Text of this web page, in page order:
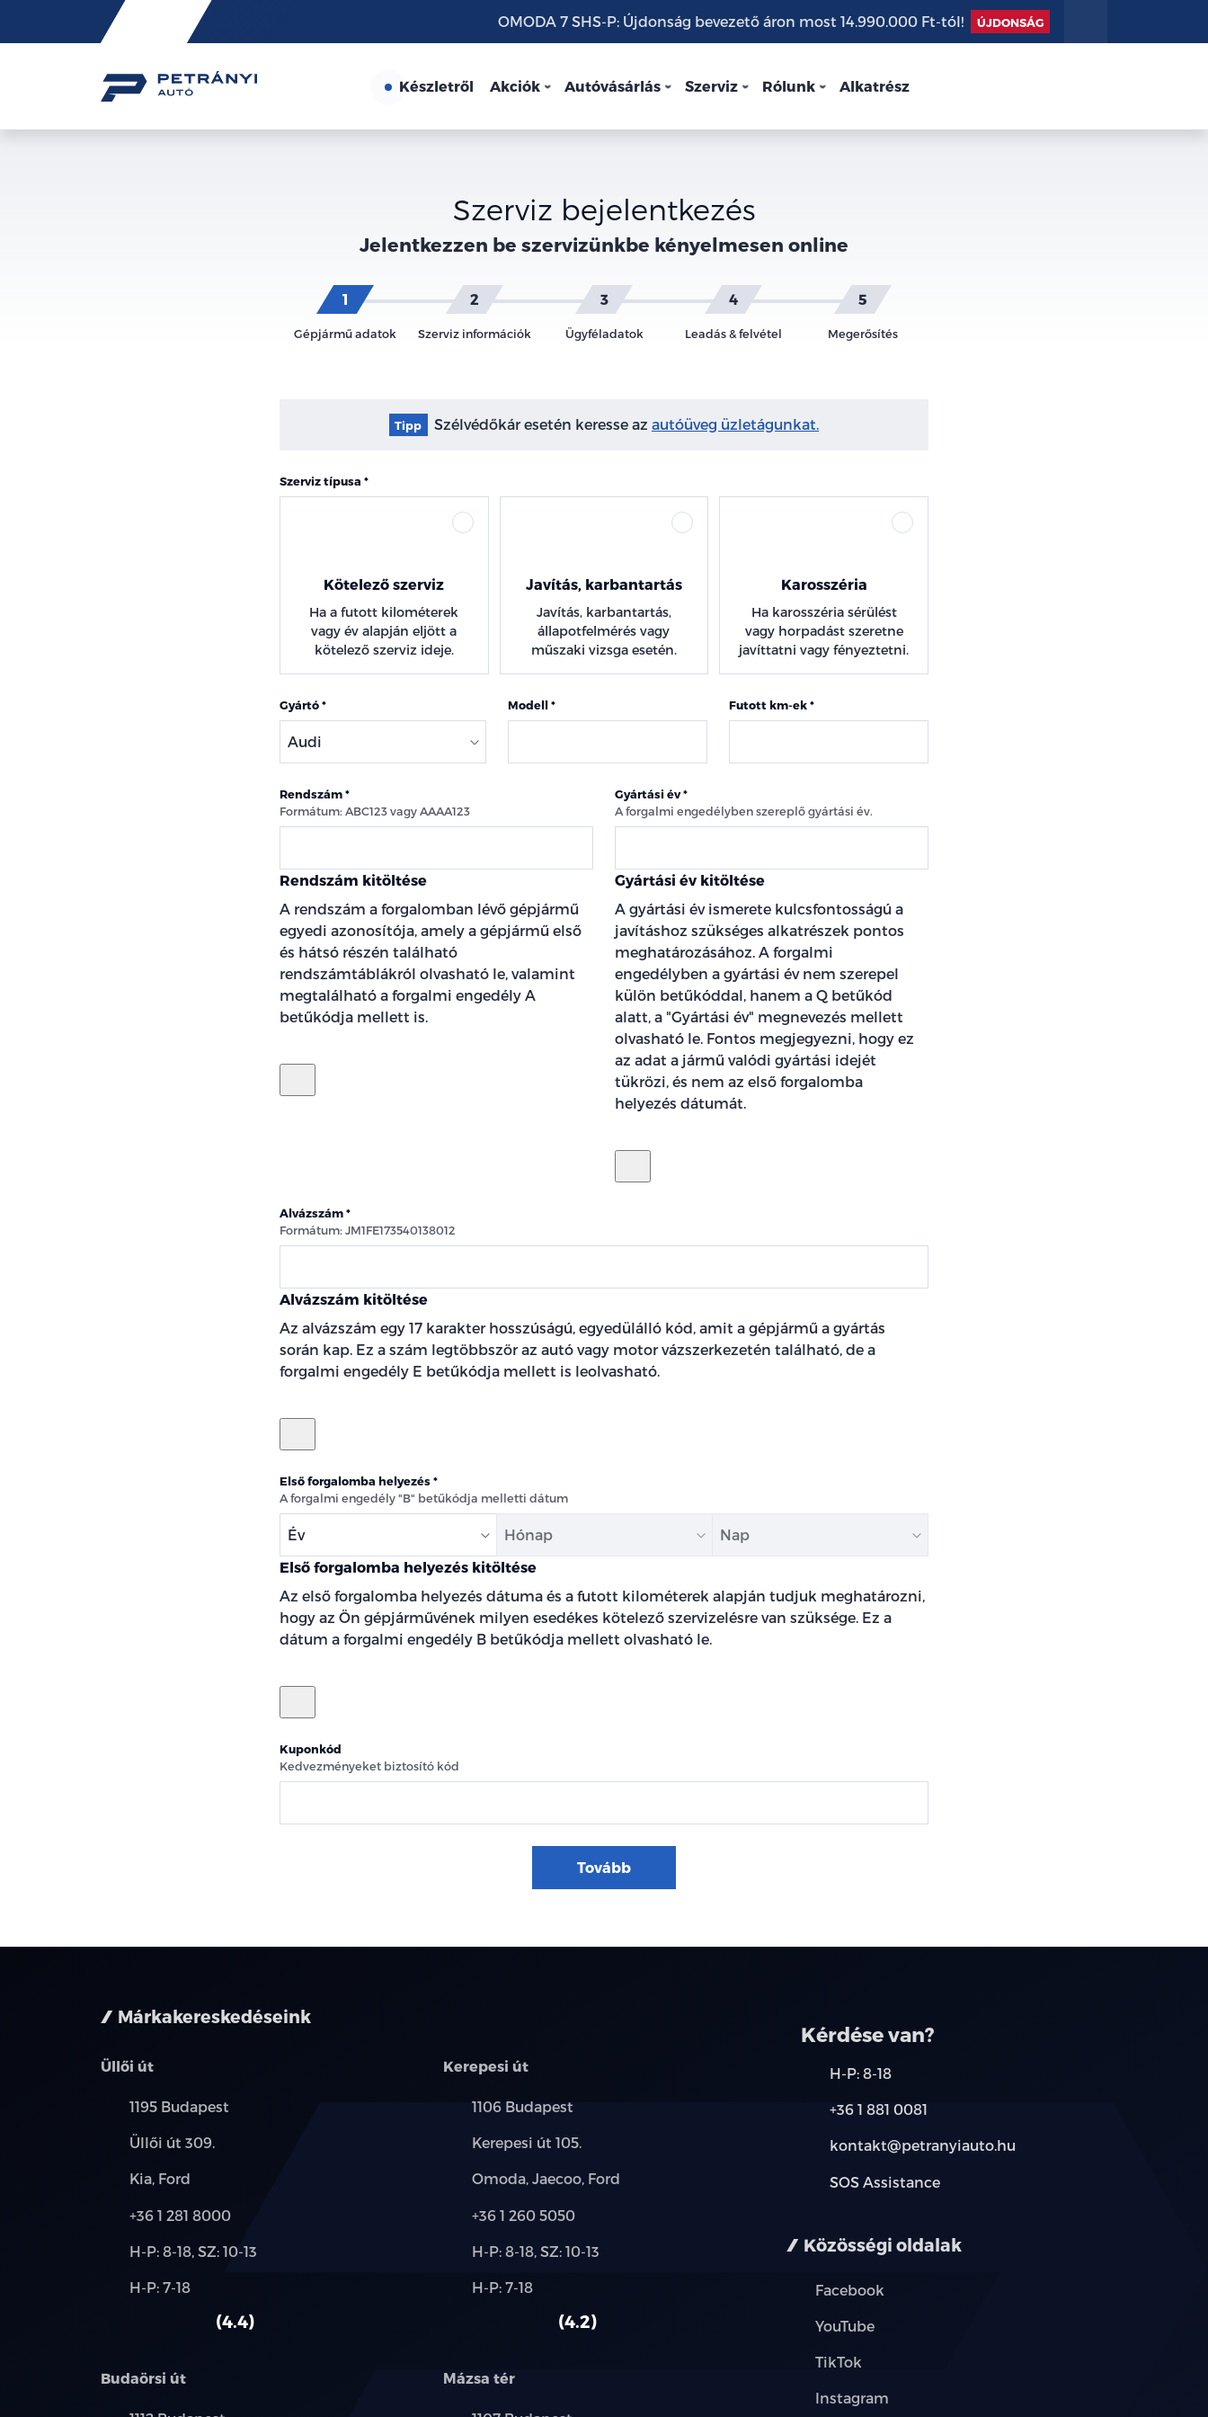
Friss
hírek
OMODA 7 SHS-P: Újdonság bevezető áron most 14.990.000 Ft-tól! ÚJDONSÁG
Készletről Akciók Autóvásárlás Szerviz Rólunk Alkatrész
Szerviz bejelentkezés
Jelentkezzen be szervizünkbe kényelmesen online
Gépjármű adatok Szerviz információk Ügyféladatok Leadás & felvétel Megerősítés
Tipp Szélvédőkár esetén keresse az autóüveg üzletágunkat.
Szerviz típusa
Kötelező szerviz
Ha a futott kilométerek
vagy év alapján eljött a
kötelező szerviz ideje.
Javítás, karbantartás
Javítás, karbantartás,
állapotfelmérés vagy
műszaki vizsga esetén.
Karosszéria
Ha karosszéria sérülést
vagy horpadást szeretne
javíttatni vagy fényeztetni.
Gyártó Modell Futott km-ek
Rendszám
Formátum: ABC123 vagy AAAA123
Rendszám kitöltése
A rendszám a forgalomban lévő gépjármű
egyedi azonosítója, amely a gépjármű első
és hátsó részén található
rendszámtáblákról olvasható le, valamint
megtalálható a forgalmi engedély A
betűkódja mellett is.
Gyártási év
A forgalmi engedélyben szereplő gyártási év.
Gyártási év kitöltése
A gyártási év ismerete kulcsfontosságú a
javításhoz szükséges alkatrészek pontos
meghatározásához. A forgalmi
engedélyben a gyártási év nem szerepel
külön betűkóddal, hanem a Q betűkód
alatt, a "Gyártási év" megnevezés mellett
olvasható le. Fontos megjegyezni, hogy ez
az adat a jármű valódi gyártási idejét
tükrözi, és nem az első forgalomba
helyezés dátumát.
Alvázszám
Formátum: JM1FE173540138012
Alvázszám kitöltése
Az alvázszám egy 17 karakter hosszúságú, egyedülálló kód, amit a gépjármű a gyártás
során kap. Ez a szám legtöbbször az autó vagy motor vázszerkezetén található, de a
forgalmi engedély E betűkódja mellett is leolvasható.
Első forgalomba helyezés
A forgalmi engedély "B" betűkódja melletti dátum
Év
Első forgalomba helyezés kitöltése
Az első forgalomba helyezés dátuma és a futott kilométerek alapján tudjuk meghatározni,
hogy az Ön gépjárművének milyen esedékes kötelező szervizelésre van szüksége. Ez a
dátum a forgalmi engedély B betűkódja mellett olvasható le.
Kuponkód
Kedvezményeket biztosító kód
Tovább
Márkakereskedéseink
Üllői út
Település:
1195 Budapest
Cím:
Üllői út 309.
Márkák:
Kia, Ford
Telefon:
+36 1 281 8000
Új-
használt
H-P: 8-18, SZ: 10-13
Alkatrész,
H-P: 7-18
4.4
Kerepesi út
Település:
1106 Budapest
Cím:
Kerepesi út 105.
Márkák:
Omoda, Jaecoo, Ford
Telefon:
+36 1 260 5050
Új-
használt
H-P: 8-18, SZ: 10-13
Alkatrész,
H-P: 7-18
4.2
Budaörsi út Mázsa tér
Kérdése van?
H-P: 8-18
+36 1 881 0081
kontakt@petranyiauto.hu
SOS Assistance
Közösségi oldalak
Facebook
YouTube
TikTok
Instagram